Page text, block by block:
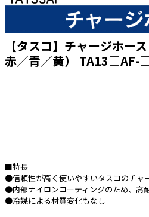
電源タップ・延長コード
スイッチ・コンセント（配線器具）
PF管/FEP管/CD管/情報線保護管
e431オリジナル
【タスコ】チャージホー
赤／青／黄） TA13□AF-
■特長
●信頼性が高く使いやすいタスコのチャ
●内部ナイロンコーティングのため、高
●冷媒による材質変化もなし